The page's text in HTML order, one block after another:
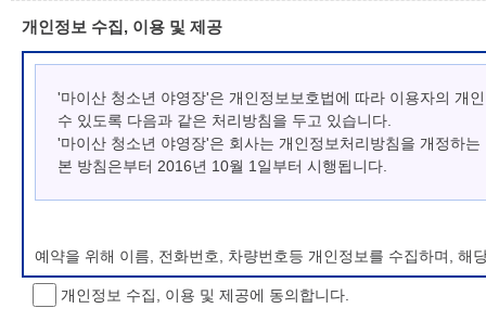
개인정보 수집, 이용 및 제공
'마이산 청소년 야영장'은 개인정보보호법에 따라 이용자의 개
수 있도록 다음과 같은 처리방침을 두고 있습니다.
'마이산 청소년 야영장'은 회사는 개인정보처리방침을 개정하
본 방침은부터 2016년 10월 1일부터 시행됩니다.
예약을 위해 이름, 전화번호, 차량번호등 개인정보를 수집하며, 해
개인정보 처리방침 변경
개인정보 수집, 이용 및 제공에 동의합니다.